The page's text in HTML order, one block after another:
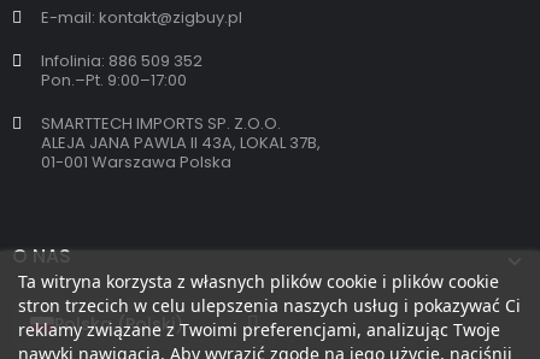
Ta witryna korzysta z własnych plików cookie i plików cookie
stron trzecich w celu ulepszenia naszych usług i pokazywać Ci
reklamy związane z Twoimi preferencjami, analizując Twoje
nawyki nawigacja. Aby wyrazić zgodę na jego użycie, naciśnij
E-mail: kontakt@zigbuy.pl
Infolinia: 886 509 352
Pon.–Pt. 9:00–17:00
SMARTTECH IMPORTS SP. Z.O.O.
ALEJA JANA PAWLA II 43A, LOKAL 37B,
01-001 Warszawa Polska
O NAS